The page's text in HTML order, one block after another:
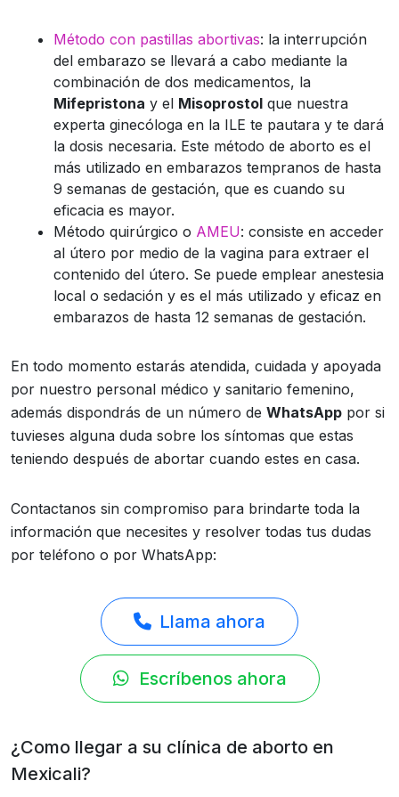
Método con pastillas abortivas: la interrupción
del embarazo se llevará a cabo mediante la
combinación de dos medicamentos, la
Mifepristona y el Misoprostol que nuestra
experta ginecóloga en la ILE te pautara y te dará
la dosis necesaria. Este método de aborto es el
más utilizado en embarazos tempranos de hasta
9 semanas de gestación, que es cuando su
eficacia es mayor.
Método quirúrgico o AMEU: consiste en acceder
al útero por medio de la vagina para extraer el
contenido del útero. Se puede emplear anestesia
local o sedación y es el más utilizado y eficaz en
embarazos de hasta 12 semanas de gestación.
En todo momento estarás atendida, cuidada y apoyada
por nuestro personal médico y sanitario femenino,
además dispondrás de un número de WhatsApp por si
tuvieses alguna duda sobre los síntomas que estas
teniendo después de abortar cuando estes en casa.
Contactanos sin compromiso para brindarte toda la
información que necesites y resolver todas tus dudas
por teléfono o por WhatsApp:
Llama ahora
Escríbenos ahora
¿Como llegar a su clínica de aborto en
Mexicali?